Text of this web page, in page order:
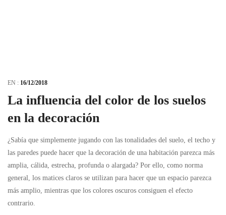
EN : 16/12/2018
La influencia del color de los suelos
en la decoración
¿Sabía que simplemente jugando con las tonalidades del suelo, el techo y
las paredes puede hacer que la decoración de una habitación parezca más
amplia, cálida, estrecha, profunda o alargada? Por ello, como norma
general, los matices claros se utilizan para hacer que un espacio parezca
más amplio, mientras que los colores oscuros consiguen el efecto
contrario.